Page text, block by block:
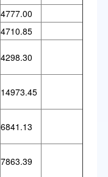
4777.00
4710.85
4298.30
14973.45
6841.13
7863.39